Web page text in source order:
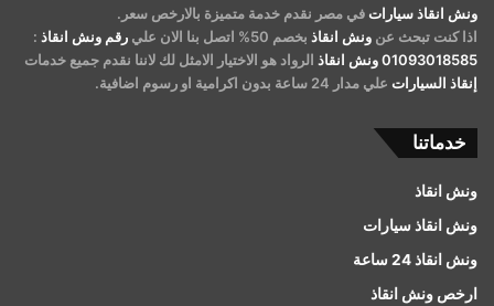
ونش انقاذ سيارات في مصر نقدم خدمة متميزة بالارخص سعر.
اذا كنت تبحث عن ونش انقاذ بخصم 50% اتصل بنا الان علي رقم ونش انقاذ :
01093018585ونش انقاذ الرواد هو الاختيار الامثل لك لاننا نقدم جميع خدمات
إنقاذ السيارات علي مدار 24 ساعة بدون اكرامية او رسوم اضافية.
خدماتنا
ونش انقاذ
ونش انقاذ سيارات
ونش انقاذ 24 ساعة
ارخص ونش انقاذ